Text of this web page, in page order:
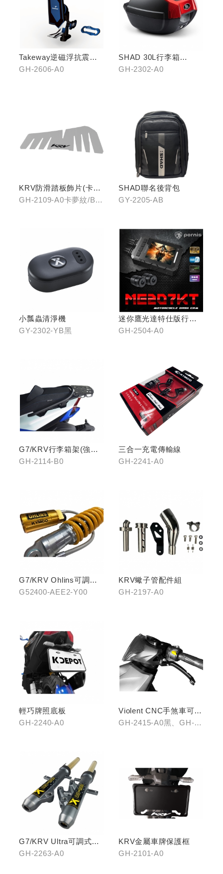
Takeway逆磁浮抗震手
機架
GH-2606-A0
SHAD 30L行李箱
(KYMCO專屬款)
GH-2302-A0
KRV防滑踏板飾片(卡夢
紋/金屬髮絲)
GH-2109-A0卡夢紋/B0
SHAD聯名後背包
GY-2205-AB
小瓢蟲清淨機
GY-2302-YB黑
迷你鷹光達特仕版行車
記錄器
GH-2504-A0
G7/KRV行李箱架(強化)
置物版型
GH-2114-B0
三合一充電傳輸線
GH-2241-A0
G7/KRV Ohlins可調避
震器
G52400-AEE2-Y00
KRV蠍子管配件組
GH-2197-A0
輕巧牌照底板
GH-2240-A0
Violent CNC手煞車可調
拉桿(黑/銀/鈦)
GH-2415-A0黑、GH-
G7/KRV Ultra可調式倒
立機構前叉組
GH-2263-A0
KRV金屬車牌保護框
GH-2101-A0